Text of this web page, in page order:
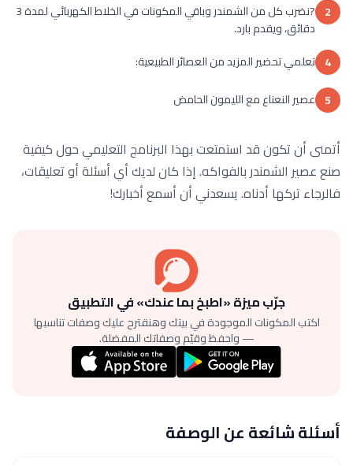
2
?نضرب كل من الشمندر وباقي المكونات في الخلاط الكهربائي لمدة 3
دقائق، ويقدم بارد.
4 تعلمي تحضير المزيد من العصائر الطبيعية:
5 عصير النعناع مع الليمون الحامض
أتمنى أن تكون قد استمتعت بهذا البرنامج التعليمي حول كيفية
صنع عصير الشمندر بالفواكه. إذا كان لديك أي أسئلة أو تعليقات،
فالرجاء تركها أدناه. يسعدني أن أسمع أخبارك!
جرّب ميزة «اطبخ بما عندك» في التطبيق
اكتب المكونات الموجودة في بيتك وهنقترح عليك وصفات تناسبها
— واحفظ وقيّم وصفاتك المفضلة.
أسئلة شائعة عن الوصفة